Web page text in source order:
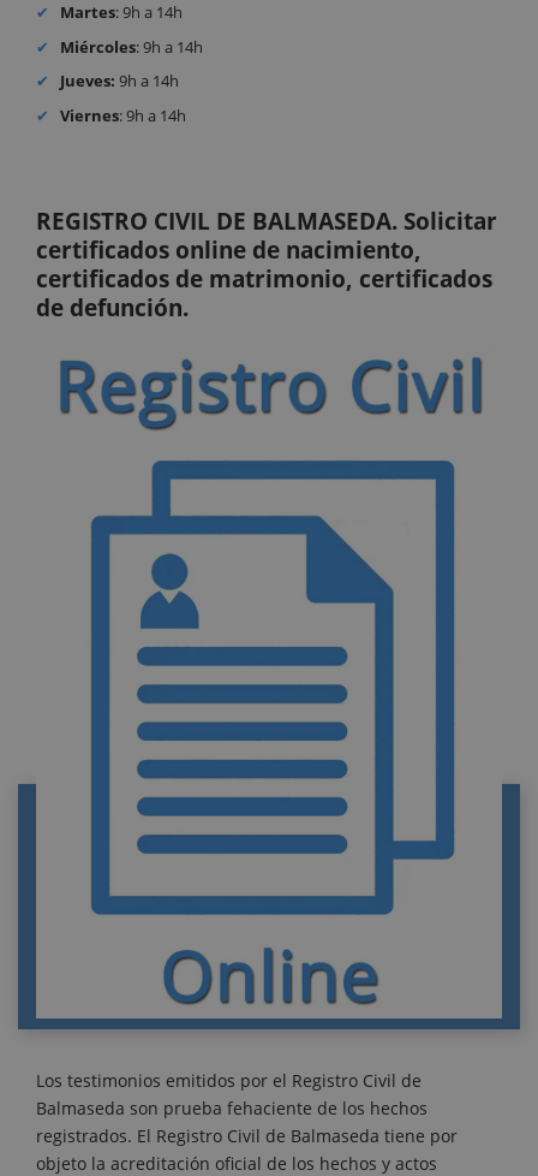
REGISTRO CIVIL DE BALMASEDA
Balmaseda. Funciones y trámites. Portal
documentos oficiales
Martes: 9h a 14h
Miércoles: 9h a 14h
Jueves: 9h a 14h
Viernes: 9h a 14h
REGISTRO CIVIL DE BALMASEDA. Solicitar
certificados online de nacimiento,
certificados de matrimonio, certificados
de defunción.
Los testimonios emitidos por el Registro Civil de
Balmaseda son prueba fehaciente de los hechos
registrados. El Registro Civil de Balmaseda tiene por
objeto la acreditación oficial de los hechos y actos